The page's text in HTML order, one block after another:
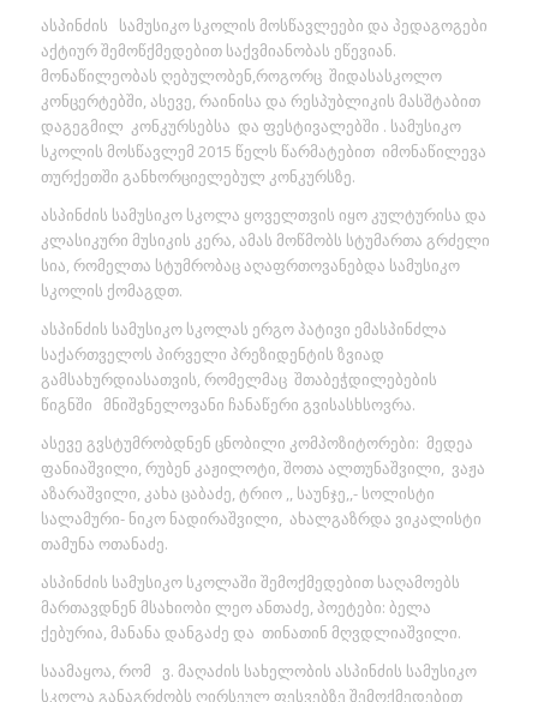
ასპინძის სამუსიკო სკოლის მოსწავლეები და პედაგოგები
აქტიურ შემოწქმედებით საქვმიანობას ეწევიან.
მონაწილეობას ღებულობენ,როგორც შიდასასკოლო
კონცერტებში, ასევე, რაინისა და რესპუბლიკის მასშტაბით
დაგეგმილ კონკურსებსა და ფესტივალებში . სამუსიკო
სკოლის მოსწავლემ 2015 წელს წარმატებით იმონაწილევა
თურქეთში განხორციელებულ კონკურსზე.
ასპინძის სამუსიკო სკოლა ყოველთვის იყო კულტურისა და
კლასიკური მუსიკის კერა, ამას მოწმობს სტუმართა გრძელი
სია, რომელთა სტუმრობაც აღაფრთოვანებდა სამუსიკო
სკოლის ქომაგდთ.
ასპინძის სამუსიკო სკოლას ერგო პატივი ემასპინძლა
საქართველოს პირველი პრეზიდენტის ზვიად
გამსახურდიასათვის, რომელმაც შთაბეჭდილებების
წიგნში მნიშვნელოვანი ჩანაწერი გვისასხსოვრა.
ასევე გვსტუმრობდნენ ცნობილი კომპოზიტორები: მედეა
ფანიაშვილი, რუბენ კაჟილოტი, შოთა ალთუნაშვილი, ვაჟა
აზარაშვილი, კახა ცაბაძე, ტრიო ,, საუნჯე,,- სოლისტი
სალამური- ნიკო ნადირაშვილი, ახალგაზრდა ვიკალისტი
თამუნა ოთანაძე.
ასპინძის სამუსიკო სკოლაში შემოქმედებით საღამოებს
მართავდნენ მსახიობი ლეო ანთაძე, პოეტები: ბელა
ქებურია, მანანა დანგაძე და თინათინ მღვდლიაშვილი.
საამაყოა, რომ ვ. მაღაძის სახელობის ასპინძის სამუსიკო
სკოლა განაგრძობს ღირსეულ ფესვებზე შემოქმედებით